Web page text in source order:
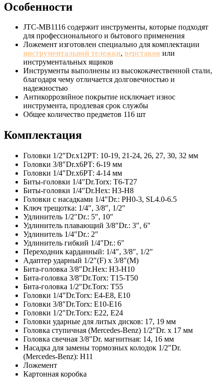
Особенности
JTC-MB1116 содержит инструменты, которые подходят
для профессионального и бытового применения
Ложемент изготовлен специально для комплектации
инструментальной тележки, верстаков или
инструментальных ящиков
Инструменты выполнены из высококачественной стали,
благодаря чему отличается долговечностью и
надежностью
Антикоррозийное покрытие исключает износ
инструмента, продлевая срок службы
Общее количество предметов 116 шт
Комплектация
Головки 1/2″Dr.х12РТ: 10-19, 21-24, 26, 27, 30, 32 мм
Головки 3/8″Dr.х6РТ: 6-19 мм
Головки 1/4″Dr.х6РТ: 4-14 мм
Биты-головки 1/4″Dr.Torx: Т6-Т27
Биты-головки 1/4″Dr.Hex: H3-H8
Головки с насадками 1/4″Dr.: PH0-3, SL4.0-6.5
Ключ трещотка: 1/4″, 3/8″, 1/2″
Удлинитель 1/2″Dr.: 5″, 10″
Удлинитель плавающий 3/8″Dr.: 3″, 6″
Удлинитель 1/4″Dr.: 2″
Удлинитель гибкий 1/4″Dr.: 6″
Переходник карданный: 1/4″, 3/8″, 1/2″
Адаптер ударный 1/2″(F) х 3/8″(M)
Бита-головка 3/8″Dr.Hex: H3-H10
Бита-головка 3/8″Dr.Torx: Т15-Т50
Бита-головка 1/2″Dr.Torx: Т55
Головки 1/4″Dr.Torx: Е4-Е8, Е10
Головки 3/8″Dr.Torx: Е10-Е16
Головки 1/2″Dr.Torx: Е22, Е24
Головки ударные для литых дисков: 17, 19 мм
Головка ступичная (Mercedes-Benz) 1/2″Dr. х 17 мм
Головка свечная 3/8″Dr. магнитная: 14, 16 мм
Насадка для замены тормозных колодок 1/2″Dr.
(Mercedes-Benz): H11
Ложемент
Картонная коробка